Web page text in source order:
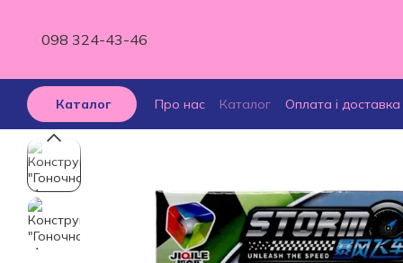
098 324-43-46
Каталог Про нас Каталог Оплата і доставка